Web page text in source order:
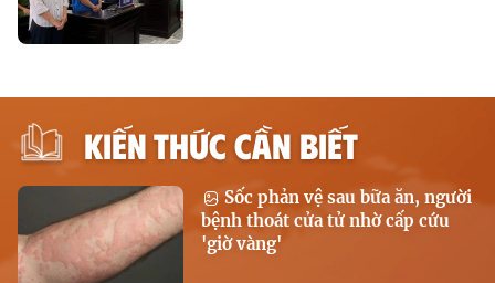
KIẾN THỨC CẦN BIẾT
Sốc phản vệ sau bữa ăn, người
bệnh thoát cửa tử nhờ cấp cứu
'giờ vàng'